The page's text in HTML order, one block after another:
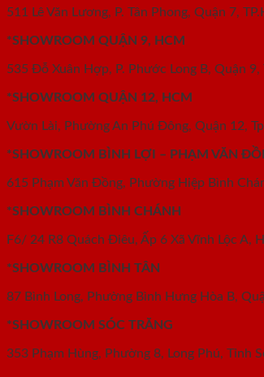
511 Lê Văn Lương, P. Tân Phong, Quận 7,
*SHOWROOM QUẬN 9, HCM
535 Đỗ Xuân Hợp, P. Phước Long B, Quận 9,
*SHOWROOM QUẬN 12, HCM
Vườn Lài, Phường An Phú Đông, Quận 12,
*SHOWROOM BÌNH LỢI – PHẠM VĂN
615 Phạm Văn Đồng, Phường Hiệp Bình
*SHOWROOM BÌNH CHÁNH
F6/ 24 R8 Quách Điêu, Ấp 6 Xã Vĩnh Lộc A,
*SHOWROOM BÌNH TÂN
87 Bình Long, Phường Bình Hưng Hòa B,
*SHOWROOM SÓC TRĂNG
353 Phạm Hùng, Phường 8, Long Phú, Tỉnh